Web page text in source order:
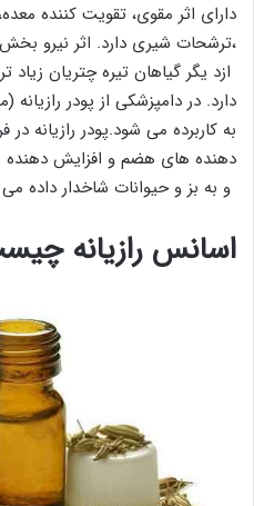
دارای اثر مقوی، تقویت کننده
،ترشحات شیری دارد. اثر نیرو
ازد یگر گیاهان تیره چتریان
دارد. در دامپزشکی از پودر
به کاربرده می شود.پودر رازیانه در
دهنده های هضم و افزایش
و به بز و حیوانات شاخدار داده
اسانس رازیانه